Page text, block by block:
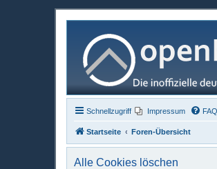
Schnellzugriff Impressum FAQ
Startseite Foren-Übersicht
Alle Cookies löschen